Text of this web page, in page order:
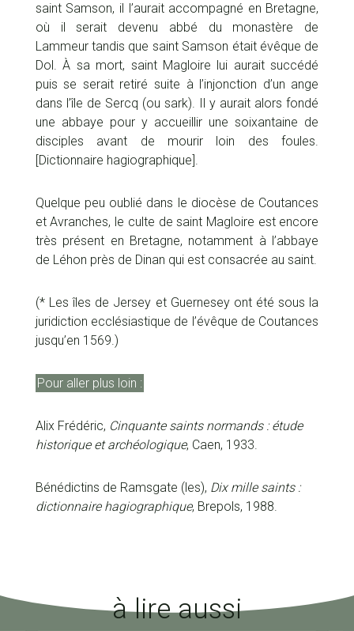
saint Samson, il l’aurait accompagné en Bretagne,
où il serait devenu abbé du monastère de
Lammeur tandis que saint Samson était évêque de
Dol. À sa mort, saint Magloire lui aurait succédé
puis se serait retiré suite à l’injonction d’un ange
dans l’île de Sercq (ou sark). Il y aurait alors fondé
une abbaye pour y accueillir une soixantaine de
disciples avant de mourir loin des foules.
[Dictionnaire hagiographique].
Quelque peu oublié dans le diocèse de Coutances
et Avranches, le culte de saint Magloire est encore
très présent en Bretagne, notamment à l’abbaye
de Léhon près de Dinan qui est consacrée au saint.
(* Les îles de Jersey et Guernesey ont été sous la
juridiction ecclésiastique de l’évêque de Coutances
jusqu’en 1569.)
Pour aller plus loin :
Alix Frédéric, Cinquante saints normands : étude
historique et archéologique, Caen, 1933.
Bénédictins de Ramsgate (les), Dix mille saints :
dictionnaire hagiographique, Brepols, 1988.
à lire aussi